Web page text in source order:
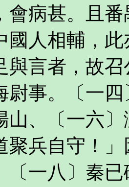
會病甚。且
國人相輔，
與言者，故
尉事。〔一
山、〔一六
聚兵自守！
〔一八〕秦